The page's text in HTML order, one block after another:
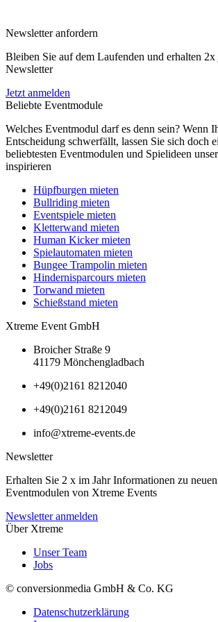
Newsletter anfordern
Bleiben Sie auf dem Laufenden und erhalten
Newsletter
Jetzt anmelden
Beliebte Eventmodule
Welches Eventmodul darf es denn sein? Wenn
Entscheidung schwerfällt, lassen Sie sich doch
beliebtesten Eventmodulen und Spielideen
inspirieren
Hüpfburgen mieten
Bullriding mieten
Eventspiele mieten
Kletterwand mieten
Human Kicker mieten
Spielautomaten mieten
Bungee Trampolin mieten
Hindernisparcours mieten
Torwand mieten
Schießstand mieten
Xtreme Event GmbH
Broicher Straße 9
41179 Mönchengladbach
+49(0)2161 8212040
+49(0)2161 8212049
info@xtreme-events.de
Newsletter
Erhalten Sie 2 x im Jahr Informationen zu
Eventmodulen von Xtreme Events
Newsletter anmelden
Über Xtreme
Unser Team
Jobs
© conversionmedia GmbH & Co. KG
Datenschutzerklärung